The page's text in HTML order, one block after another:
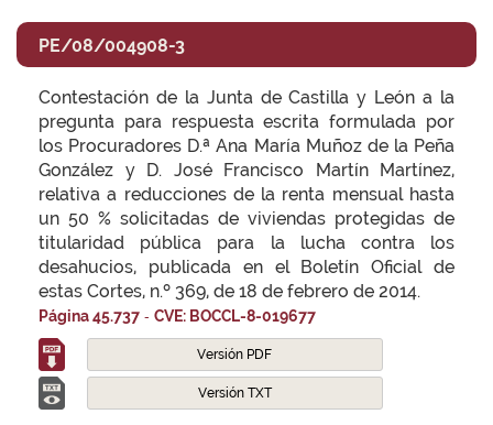
PE/08/004908-3
Contestación de la Junta de Castilla y León a la
pregunta para respuesta escrita formulada por
los Procuradores D.ª Ana María Muñoz de la Peña
González y D. José Francisco Martín Martínez,
relativa a reducciones de la renta mensual hasta
un 50 % solicitadas de viviendas protegidas de
titularidad pública para la lucha contra los
desahucios, publicada en el Boletín Oficial de
estas Cortes, n.º 369, de 18 de febrero de 2014.
Página 45.737 - CVE: BOCCL-8-019677
Versión PDF
Versión TXT